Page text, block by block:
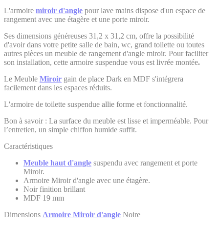
L'armoire miroir d'angle pour lave mains dispose d'un espace de
rangement avec une étagère et une porte miroir.
Ses dimensions généreuses 31,2 x 31,2 cm, offre la possibilité
d'avoir dans votre petite salle de bain, wc, grand toilette ou toutes
autres pièces un meuble de rangement d'angle miroir. Pour faciliter
son installation, cette armoire suspendue vous est livrée montée.
Le Meuble Miroir gain de place Dark en MDF s'intégrera
facilement dans les espaces réduits.
L'armoire de toilette suspendue allie forme et fonctionnalité.
Bon à savoir : La surface du meuble est lisse et imperméable. Pour
l’entretien, un simple chiffon humide suffit.
Caractéristiques
Meuble haut d'angle suspendu avec rangement et porte
Miroir.
Armoire Miroir d'angle avec une étagère.
Noir finition brillant
MDF 19 mm
Dimensions Armoire Miroir d'angle Noire